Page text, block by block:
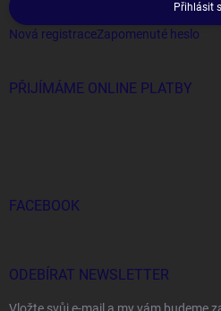
Přihlásit
Nová registraceZapomenuté heslo
PŘIJÍMÁME ONLINE PLATBY
FACEBOOK
ODEBÍRAT NEWSLETTER